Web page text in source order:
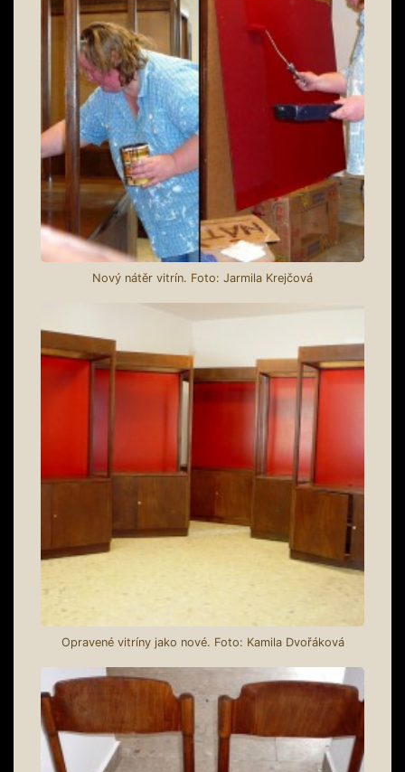
Nový nátěr vitrín. Foto: Jarmila Krejčová
Opravené vitríny jako nové. Foto: Kamila Dvořáková